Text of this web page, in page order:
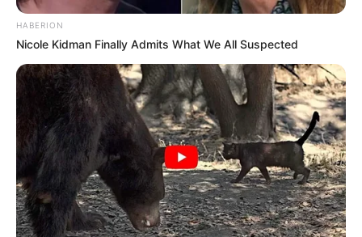
HABERION
Nicole Kidman Finally Admits What We All Suspected